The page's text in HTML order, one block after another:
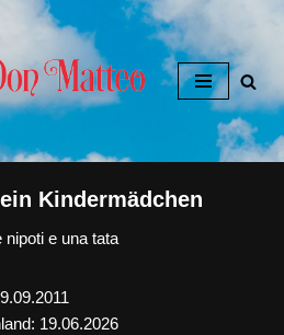
Kindermädchen
nipoti e una tata
19.06.2026